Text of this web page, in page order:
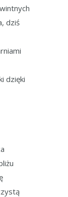
dziś
dzięki